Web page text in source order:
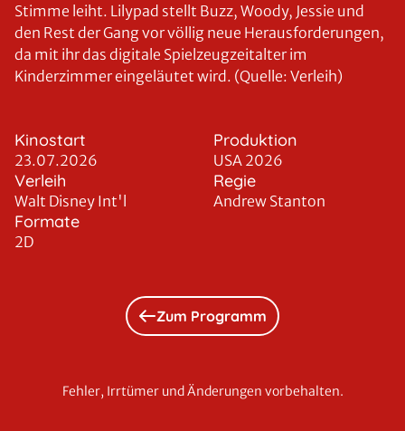
Stimme leiht. Lilypad stellt Buzz, Woody, Jessie und
den Rest der Gang vor völlig neue Herausforderungen,
da mit ihr das digitale Spielzeugzeitalter im
Kinderzimmer eingeläutet wird. (Quelle: Verleih)
Kinostart
23.07.2026
Produktion
USA 2026
Verleih
Walt Disney Int'l
Regie
Andrew Stanton
Formate
2D
Zum Programm
Fehler, Irrtümer und Änderungen vorbehalten.